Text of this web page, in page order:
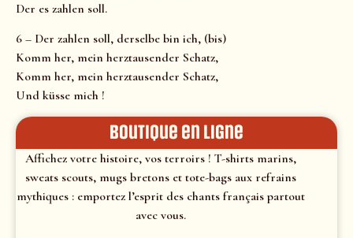
Der es zahlen soll.
6 – Der zahlen soll, derselbe bin ich, (bis)
Komm her, mein herztausender Schatz,
Komm her, mein herztausender Schatz,
Und küsse mich !
Boutique en ligne
Affichez votre histoire, vos terroirs ! T-shirts marins,
sweats scouts, mugs bretons et tote-bags aux refrains
mythiques : emportez l’esprit des chants français partout
avec vous.